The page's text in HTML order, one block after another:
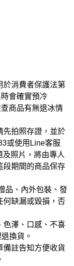
於消費者保護法第
會確實預冷
商品有無退冰情
拍照存證，並於
或使用Line客服
及照片，將由專人
段期間的商品保存
品、內外包裝、發
何缺漏或毀損，否
色澤、口感、不喜
換貨。
備註告知方便收貨